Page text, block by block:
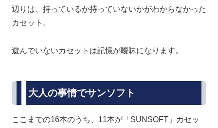
辺りは、持っているか持っていないかがわからなかった
カセット。
遊んでいないカセットは記憶が曖昧になります。
大人の事情でサンソフト
ここまでの16本のうち、11本が「SUNSOFT」カセッ